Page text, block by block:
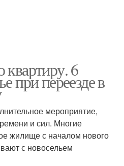
квартиру. 6
при переезде в
мероприятие,
и сил. Многие
жилище с началом нового
с новосельем